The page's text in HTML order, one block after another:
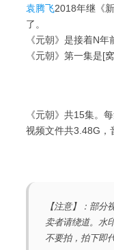
袁腾飞2018年继《
了。
《元朝》是接着N
《元朝》第一集是[
《元朝》共15集。
视频文件共3.48G，
【注意】：部分
卖者请绕道。水
不要拍，拍下即